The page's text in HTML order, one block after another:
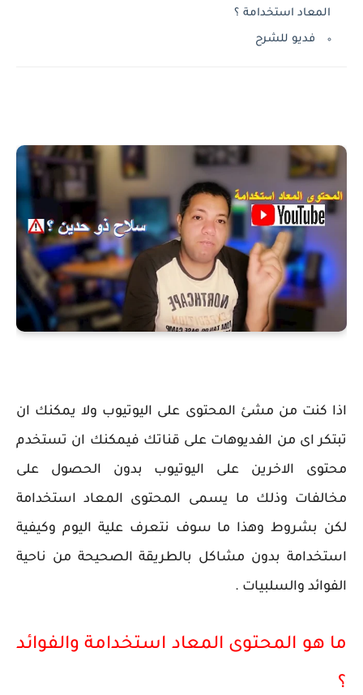
المعاد استخدامة ؟
فديو للشرح
اذا كنت من مشئ المحتوى على اليوتيوب ولا يمكنك ان
تبتكر اى من الفديوهات على قناتك فيمكنك ان تستخدم
محتوى الاخرين على اليوتيوب بدون الحصول على
مخالفات وذلك ما يسمى المحتوى المعاد استخدامة
لكن بشروط وهذا ما سوف نتعرف علية اليوم وكيفية
استخدامة بدون مشاكل بالطريقة الصحيحة من ناحية
الفوائد والسلبيات .
ما هو المحتوى المعاد استخدامة والفوائد
؟